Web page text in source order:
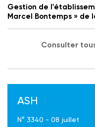
Gestion de
Marcel Bontemps » de
Consulter
ASH
N° 3340 - 08 juillet